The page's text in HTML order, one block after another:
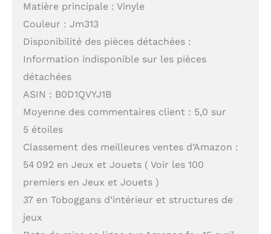
Matière principale : Vinyle
Couleur : Jm313
Disponibilité des pièces détachées :
Information indisponible sur les pièces
détachées
ASIN : B0D1QVYJ1B
Moyenne des commentaires client : 5,0 sur
5 étoiles
Classement des meilleures ventes d’Amazon :
54 092 en Jeux et Jouets ( Voir les 100
premiers en Jeux et Jouets )
37 en Toboggans d’intérieur et structures de
jeux